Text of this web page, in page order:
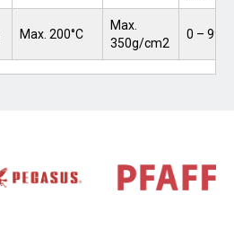
Max. 200°C
Max.
350g/cm2
0 – 99